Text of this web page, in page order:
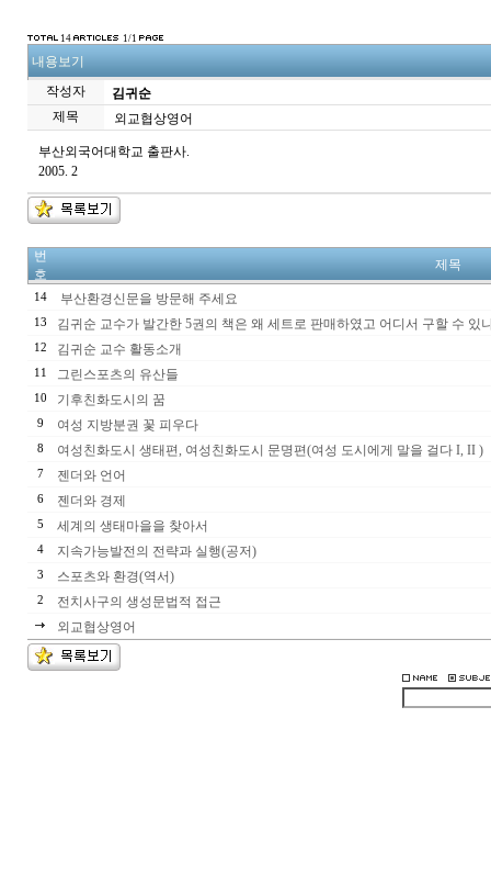
14 1/1
내용보기
작성자
김귀순
제목
외교협상영어
부산외국어대학교 출판사.
2005. 2
번
호
제목
14 부산환경신문을 방문해 주세요
13 김귀순 교수가 발간한 5권의 책은 왜 세트로 판매하였고 어디서 구할 수 있
12 김귀순 교수 활동소개
11 그린스포츠의 유산들
10 기후친화도시의 꿈
9 여성 지방분권 꽃 피우다
8 여성친화도시 생태편, 여성친화도시 문명편(여성 도시에게 말을 걸다 I, II )
7 젠더와 언어
6 젠더와 경제
5 세계의 생태마을을 찾아서
4 지속가능발전의 전략과 실행(공저)
3 스포츠와 환경(역서)
2
전치사구의 생성문법적 접근
외교협상영어